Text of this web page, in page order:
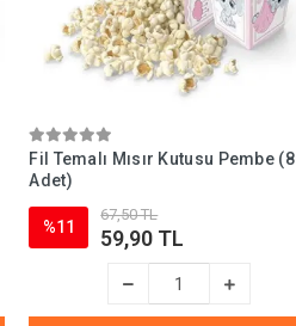
Fil Temalı Mısır Kutusu Pembe (8
Adet)
%11
67,50 TL
59,90 TL